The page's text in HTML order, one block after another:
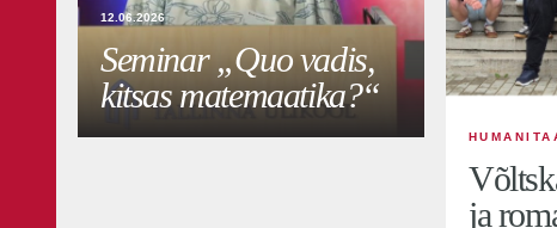
ja
12.06.2026
Seminar „Quo vadis,
kitsas matemaatika?“